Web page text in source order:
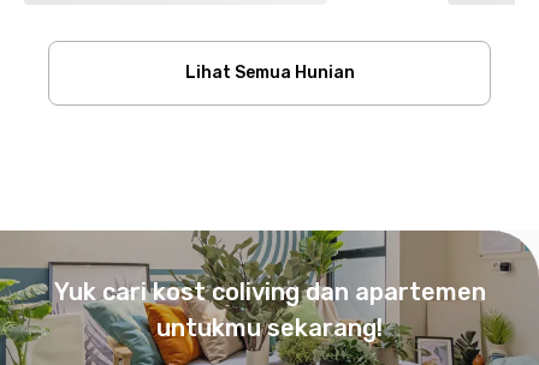
Lihat Semua Hunian
Yuk cari kost coliving dan apartemen
untukmu sekarang!